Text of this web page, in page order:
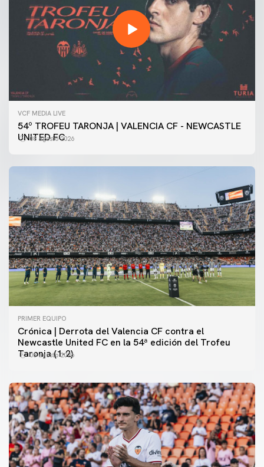
VCF MEDIA LIVE
54º TROFEU TARONJA | VALENCIA CF - NEWCASTLE
UNITED FC
08 agosto 2026
PRIMER EQUIPO
Crónica | Derrota del Valencia CF contra el
Newcastle United FC en la 54ª edición del Trofeu
Taronja (1-2)
08 agosto 2026